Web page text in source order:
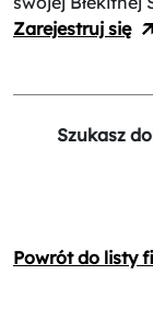
Zarejestruj się
Szukasz
Powrót do listy